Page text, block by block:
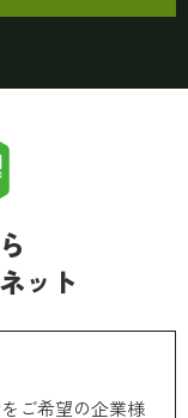
ット
ご希望の企業様